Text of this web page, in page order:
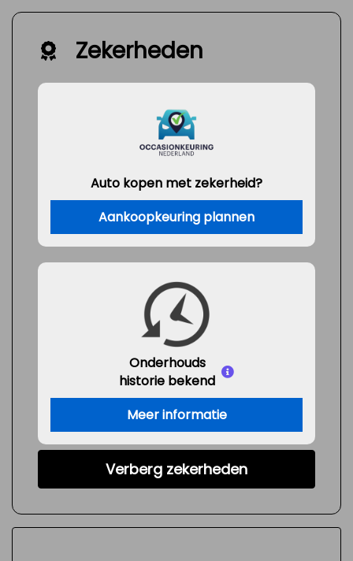
Zekerheden
Auto kopen met zekerheid?
Aankoopkeuring plannen
Onderhouds
historie bekend
Meer informatie
Verberg zekerheden